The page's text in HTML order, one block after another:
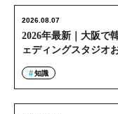
2026年最新｜大阪で
ェディングスタジオ
2026.08.07
知識